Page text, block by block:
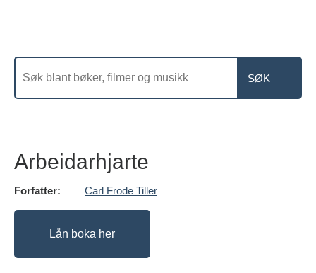
Arbeidarhjarte
Forfatter: Carl Frode Tiller
Lån boka her